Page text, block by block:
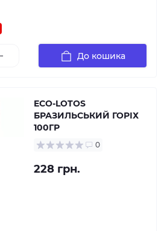
До кошика
ECO-LOTOS
БРАЗИЛЬСЬКИЙ ГОРІХ
100ГР
0
228 грн.